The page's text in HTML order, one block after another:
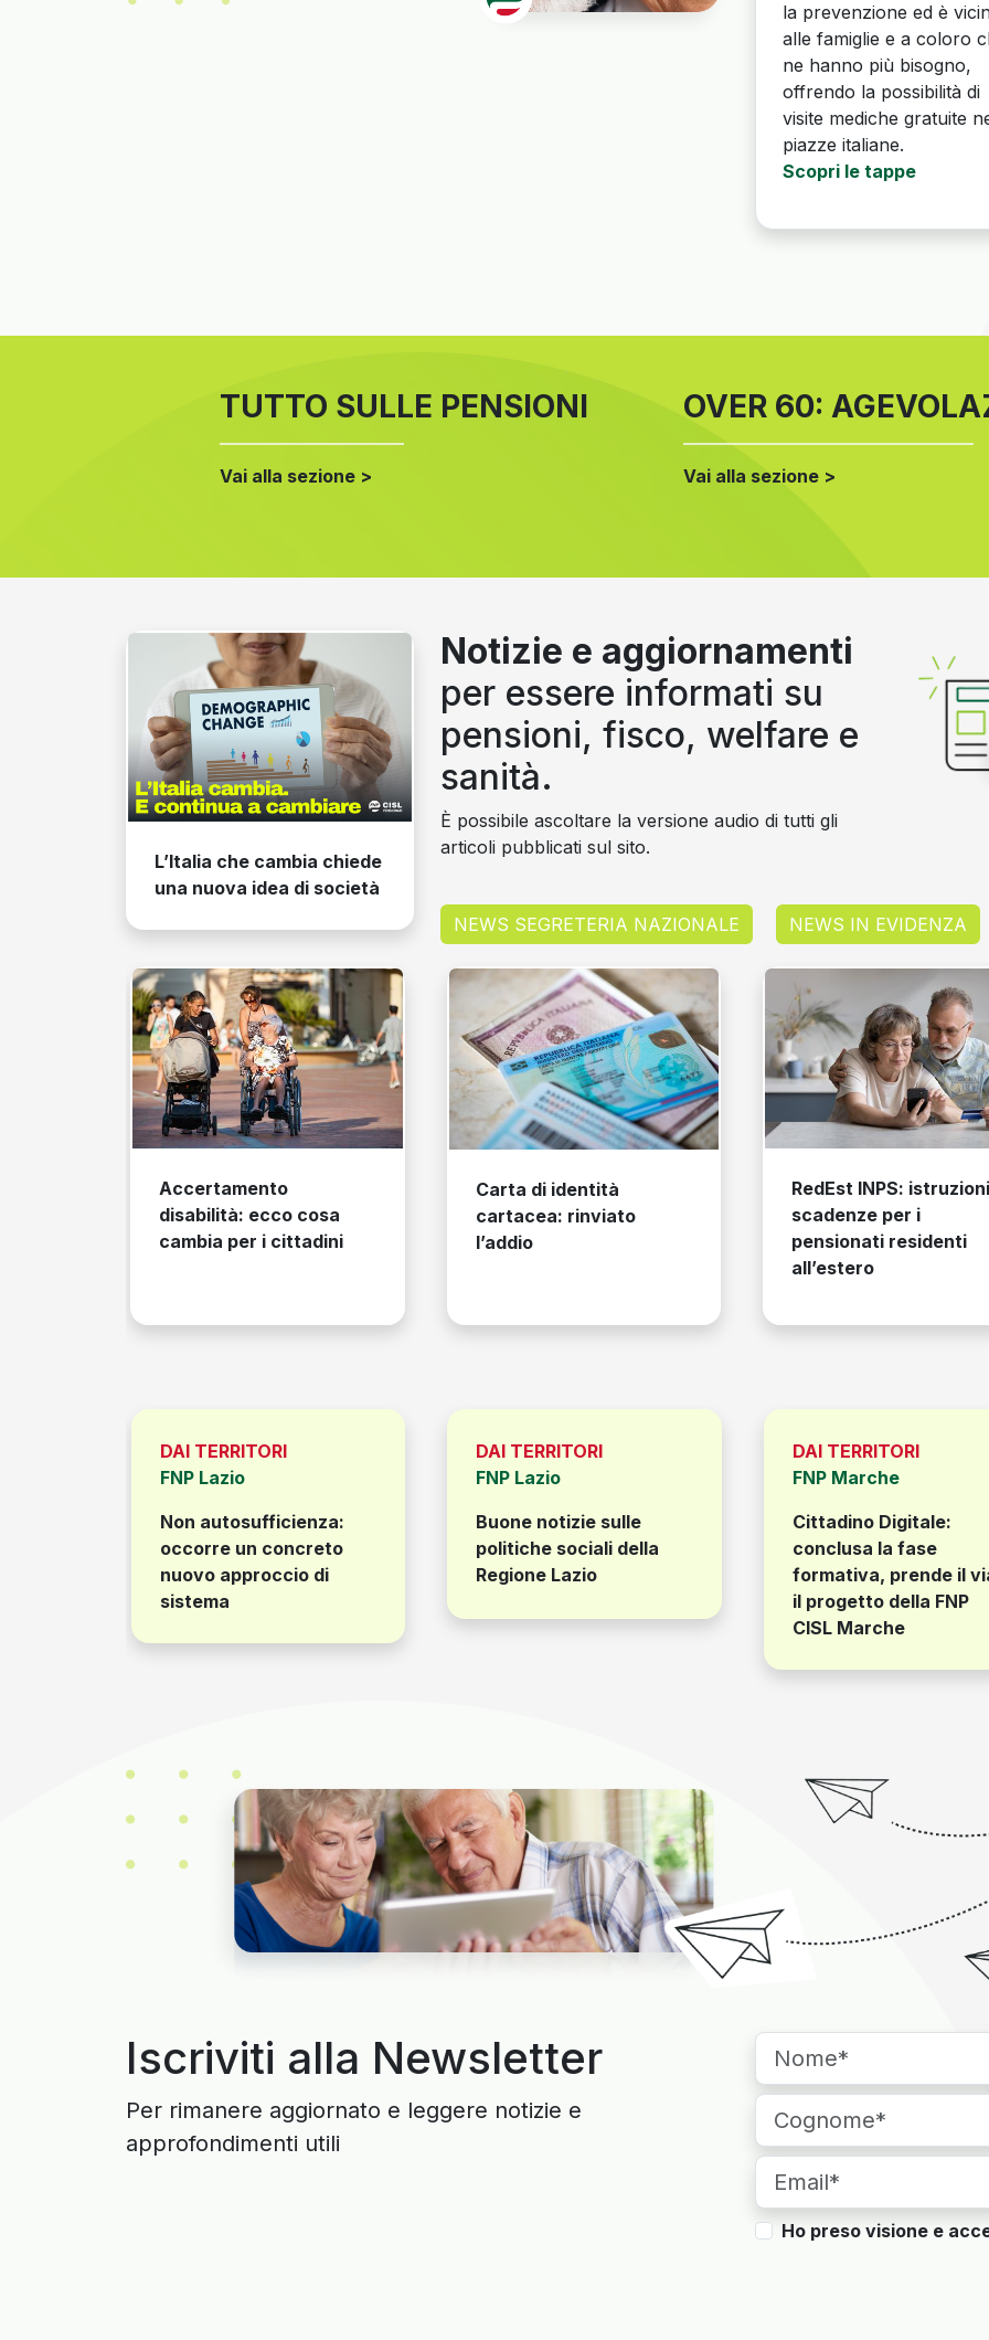
la prevenzione ed è
alle famiglie e a coloro
ne hanno più bisogno,
offrendo la possibilità di
visite mediche gratuite
piazze italiane.
Scopri le tappe
TUTTO SULLE PENSIONI
Vai alla sezione >
OVER 60:
Vai alla sezione >
L’Italia che cambia chiede
una nuova idea di società
Notizie e aggiornamenti
per essere informati su
pensioni, fisco, welfare e
sanità.
È possibile ascoltare la versione audio di tutti gli
articoli pubblicati sul sito.
NEWS SEGRETERIA NAZIONALE NEWS IN EVIDENZA
Carta di identità
cartacea: rinviato
l’addio
RedEst INPS: istruzioni e
scadenze per i
pensionati residenti
Bonus e Rimborsi
730/2026: ecco
recuperare i tuoi
tagliare le tasse
DAI TERRITORI
FNP Lazio
Non autosufficienza:
occorre un concreto
nuovo approccio di
sistema
DAI TERRITORI
FNP Lazio
Buone notizie sulle
politiche sociali della
Regione Lazio
DAI TERRITORI
FNP Marche
Cittadino Digitale:
conclusa la fase
formativa, prende il
il progetto della FNP
CISL Marche
Iscriviti alla Newsletter
Per rimanere aggiornato e leggere notizie e
approfondimenti utili
Ho preso visione e